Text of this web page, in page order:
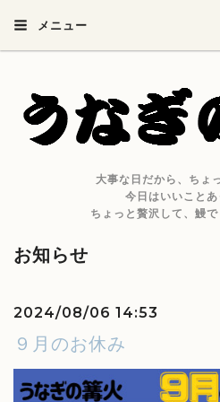
メニュー
大事な日だから、ちょ
今日はいいことあ
ちょっと贅沢して、鰻で
お知らせ
2024/08/06 14:53
９月のお休み